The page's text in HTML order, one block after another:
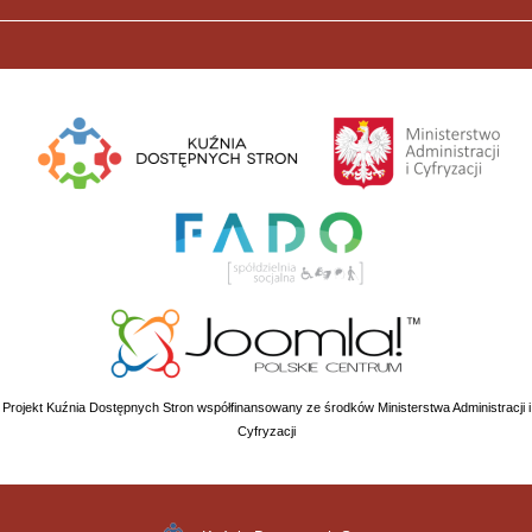
Projekt Kuźnia Dostępnych Stron współfinansowany ze środków Ministerstwa Administracji i
Cyfryzacji